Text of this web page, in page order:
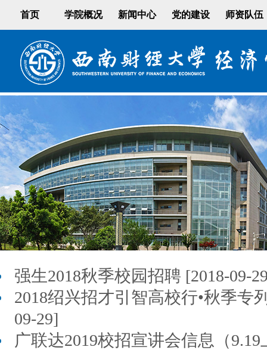
首页 学院概况 新闻中心 党的建设 师资队伍
强生2018秋季校园招聘 [2018-09-
2018绍兴招才引智高校行•秋季专
09-29]
广联达2019校招宣讲会信息（9.19